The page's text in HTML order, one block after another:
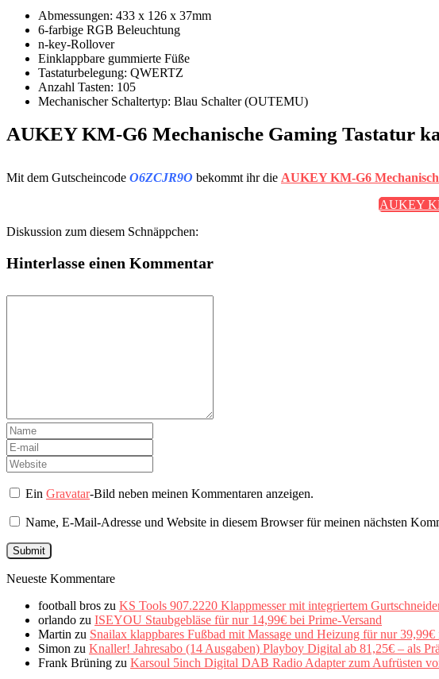
Abmessungen: 433 x 126 x 37mm
6-farbige RGB Beleuchtung
n-key-Rollover
Einklappbare gummierte Füße
Tastaturbelegung: QWERTZ
Anzahl Tasten: 105
Mechanischer Schaltertyp: Blau Schalter (OUTEMU)
AUKEY KM-G6 Mechanische Gaming Tastatur
Mit dem Gutscheincode O6ZCJR9O bekommt ihr die AUKEY KM-G6
AUKEY
Diskussion zum diesem Schnäppchen:
Hinterlasse einen Kommentar
EinGravatar-Bild neben meinen Kommentaren anzeigen.
Name, E-Mail-Adresse und Website in diesem Browser für meinen nächsten
Neueste Kommentare
football bros zu KS Tools 907.2220 Klappmesser mit integriertem
orlando zu ISEYOU Staubgebläse für nur 14,99€ bei Prime-Versand
Martin zu Snailax klappbares Fußbad mit Massage und Heizung für nur 39,99€
Simon zu Knaller! Jahresabo (14 Ausgaben) Playboy Digital ab 81,25€ – als
Frank Brüning zu Karsoul 5inch Digital DAB Radio Adapter zum Aufrüsten